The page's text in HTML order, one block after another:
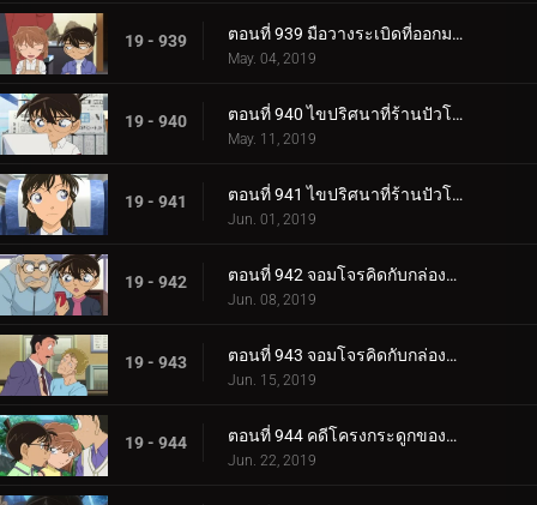
19 - 939 ตอนที่ 939 มือวางระเบิดที่ออกมาจากหนังสือภาพ (ตอนจบ)
May. 04, 2019
19 - 940 ตอนที่ 940 ไขปริศนาที่ร้านปัวโรต์ (ตอนแรก)
May. 11, 2019
19 - 941 ตอนที่ 941 ไขปริศนาที่ร้านปัวโรต์ (ตอนจบ)
Jun. 01, 2019
19 - 942 ตอนที่ 942 จอมโจรคิดกับกล่องปริศนา (ตอนแรก)
Jun. 08, 2019
19 - 943 ตอนที่ 943 จอมโจรคิดกับกล่องปริศนา (ตอนจบ)
Jun. 15, 2019
19 - 944 ตอนที่ 944 คดีโครงกระดูกของครูคนใหม่ (ตอนแรก)
Jun. 22, 2019